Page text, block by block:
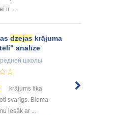
ir ...
dzejas krājuma
analīze
школы
krājums lika
svarīgs. Bloma
iesāk ar ...